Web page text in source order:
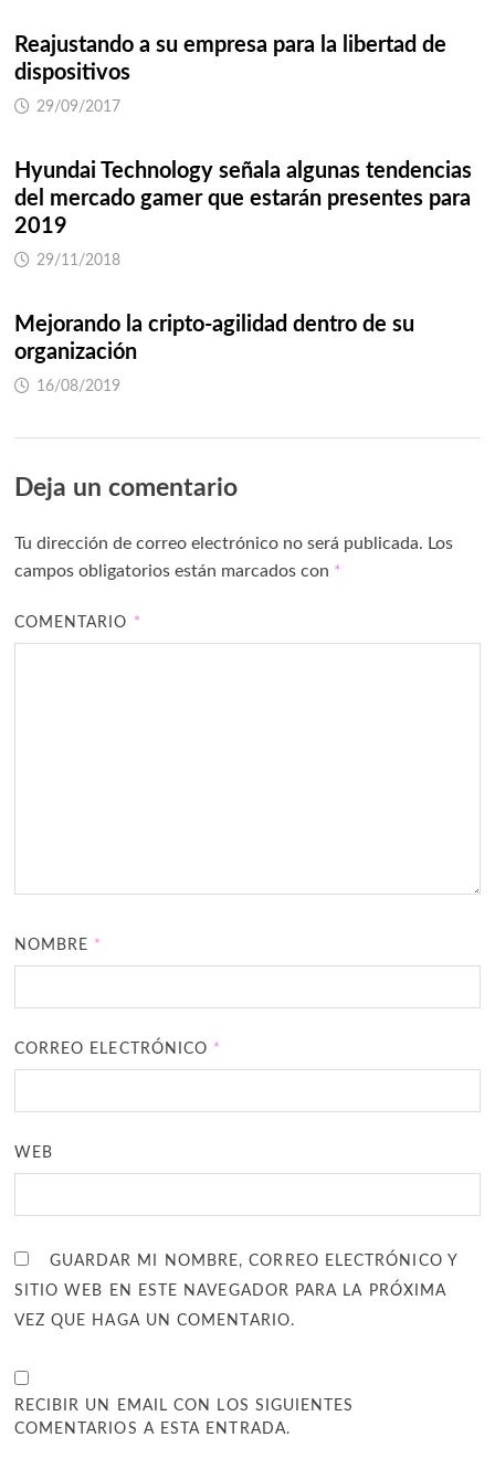
Reajustando a su empresa para la libertad de
dispositivos
29/09/2017
Hyundai Technology señala algunas tendencias
del mercado gamer que estarán presentes para
2019
29/11/2018
Mejorando la cripto-agilidad dentro de su
organización
16/08/2019
Deja un comentario
Tu dirección de correo electrónico no será publicada. Los
campos obligatorios están marcados con *
COMENTARIO *
NOMBRE *
CORREO ELECTRÓNICO *
WEB
GUARDAR MI NOMBRE, CORREO ELECTRÓNICO Y
SITIO WEB EN ESTE NAVEGADOR PARA LA PRÓXIMA
VEZ QUE HAGA UN COMENTARIO.
RECIBIR UN EMAIL CON LOS SIGUIENTES
COMENTARIOS A ESTA ENTRADA.